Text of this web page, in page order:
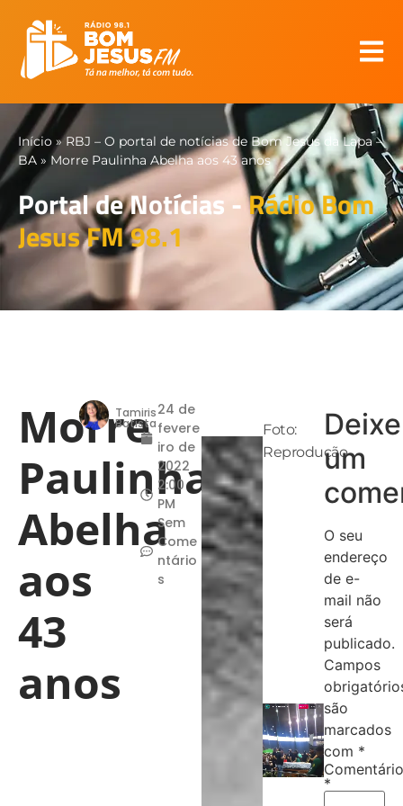
Início »RBJ – O portal de notícias de Bom Jesus da Lapa –
BA » Morre Paulinha Abelha aos 43 anos
Portal de Notícias -Rádio Bom
Jesus FM 98.1
Morre
Paulinha
Abelha
aos
43
anos
Tamiris
Batista
24 de
fevere
iro de
2022
2:00
PM
Sem
Come
ntário
s
Foto:
Reprodução
Deixe
um
O seu
endereço
de e-
mail não
será
publicado.
Campos
são
marcados
com *
Comentário
*